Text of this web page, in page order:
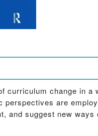
curriculum change in
are
and suggest new